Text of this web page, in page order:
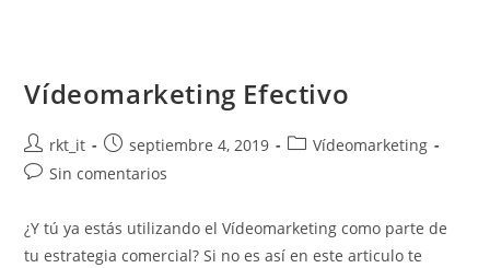
Vídeomarketing Efectivo
rkt_it septiembre 4, 2019
Vídeomarketing
Sin comentarios
¿Y tú ya estás utilizando el Vídeomarketing como parte de
tu estrategia comercial? Si no es así en este articulo te